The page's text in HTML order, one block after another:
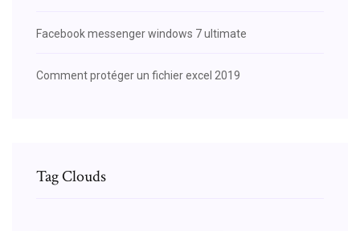
Facebook messenger windows 7 ultimate
Comment protéger un fichier excel 2019
Tag Clouds